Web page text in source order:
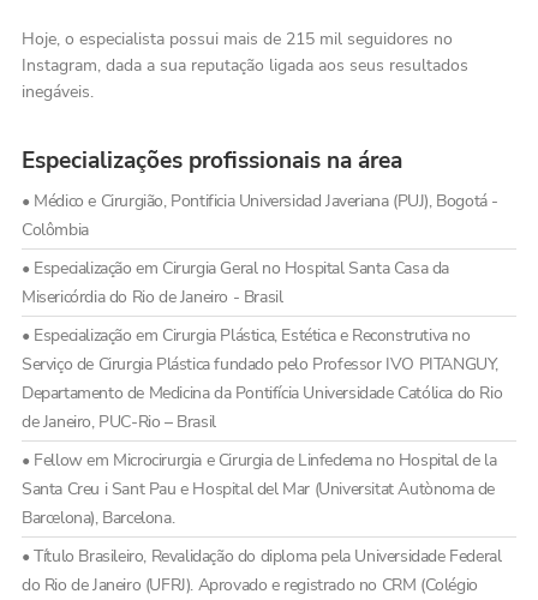
Hoje, o especialista possui mais de 215 mil seguidores no
Instagram, dada a sua reputação ligada aos seus resultados
inegáveis.
Especializações profissionais na área
• Médico e Cirurgião, Pontificia Universidad Javeriana (PUJ), Bogotá -
Colômbia
• Especialização em Cirurgia Geral no Hospital Santa Casa da
Misericórdia do Rio de Janeiro - Brasil
• Especialização em Cirurgia Plástica, Estética e Reconstrutiva no
Serviço de Cirurgia Plástica fundado pelo Professor IVO PITANGUY,
Departamento de Medicina da Pontifícia Universidade Católica do Rio
de Janeiro, PUC-Rio – Brasil
• Fellow em Microcirurgia e Cirurgia de Linfedema no Hospital de la
Santa Creu i Sant Pau e Hospital del Mar (Universitat Autònoma de
Barcelona), Barcelona.
• Título Brasileiro, Revalidação do diploma pela Universidade Federal
do Rio de Janeiro (UFRJ). Aprovado e registrado no CRM (Colégio